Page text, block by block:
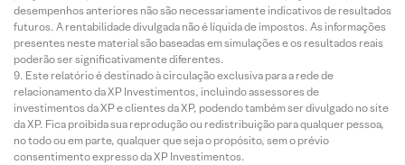
desempenhos anteriores não são necessariamente indicativos de resultados
futuros. A rentabilidade divulgada não é líquida de impostos. As informações
presentes neste material são baseadas em simulações e os resultados reais
poderão ser significativamente diferentes.
Este relatório é destinado à circulação exclusiva para a rede de
relacionamento da XP Investimentos, incluindo assessores de
investimentos da XP e clientes da XP, podendo também ser divulgado no site
da XP. Fica proibida sua reprodução ou redistribuição para qualquer pessoa,
no todo ou em parte, qualquer que seja o propósito, sem o prévio
consentimento expresso da XP Investimentos.